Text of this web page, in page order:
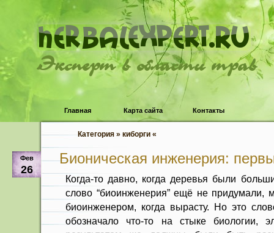
Эксперт в области трав
Главная Карта сайта Контакты
Категория » киборги «
Фев
26
Бионическая инженерия:
Когда-то давно, когда деревья были
слово “биоинженерия” ещё не придумали,
биоинженером, когда вырасту. Но это
обозначало что-то на стыке биологии,